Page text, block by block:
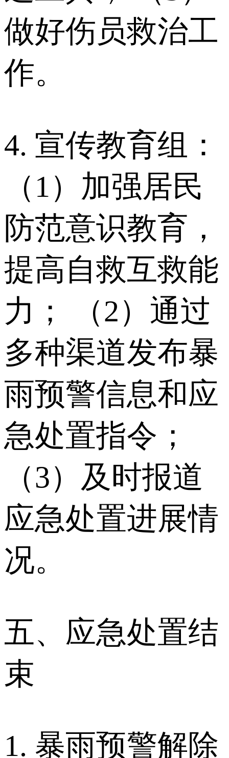
做好伤员救治工
作。
4. 宣传教育组：
（1）加强居民
防范意识教育，
提高自救互救能
力； （2）通过
多种渠道发布暴
雨预警信息和应
急处置指令；
（3）及时报道
应急处置进展情
况。
五、应急处置结
束
1. 暴雨预警解除